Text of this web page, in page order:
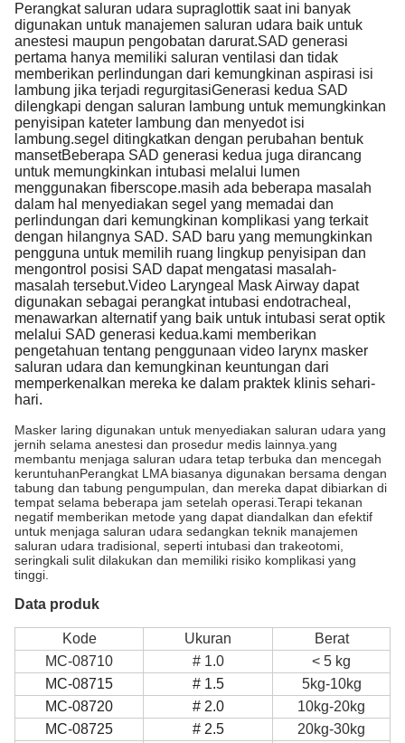
Perangkat saluran udara supraglottik saat ini banyak
digunakan untuk manajemen saluran udara baik untuk
anestesi maupun pengobatan darurat.SAD generasi
pertama hanya memiliki saluran ventilasi dan tidak
memberikan perlindungan dari kemungkinan aspirasi isi
lambung jika terjadi regurgitasiGenerasi kedua SAD
dilengkapi dengan saluran lambung untuk memungkinkan
penyisipan kateter lambung dan menyedot isi
lambung.segel ditingkatkan dengan perubahan bentuk
mansetBeberapa SAD generasi kedua juga dirancang
untuk memungkinkan intubasi melalui lumen
menggunakan fiberscope.masih ada beberapa masalah
dalam hal menyediakan segel yang memadai dan
perlindungan dari kemungkinan komplikasi yang terkait
dengan hilangnya SAD. SAD baru yang memungkinkan
pengguna untuk memilih ruang lingkup penyisipan dan
mengontrol posisi SAD dapat mengatasi masalah-
masalah tersebut.Video Laryngeal Mask Airway dapat
digunakan sebagai perangkat intubasi endotracheal,
menawarkan alternatif yang baik untuk intubasi serat optik
melalui SAD generasi kedua.kami memberikan
pengetahuan tentang penggunaan video larynx masker
saluran udara dan kemungkinan keuntungan dari
memperkenalkan mereka ke dalam praktek klinis sehari-
hari.
Masker laring digunakan untuk menyediakan saluran udara yang
jernih selama anestesi dan prosedur medis lainnya.yang
membantu menjaga saluran udara tetap terbuka dan mencegah
keruntuhanPerangkat LMA biasanya digunakan bersama dengan
tabung dan tabung pengumpulan, dan mereka dapat dibiarkan di
tempat selama beberapa jam setelah operasi.Terapi tekanan
negatif memberikan metode yang dapat diandalkan dan efektif
untuk menjaga saluran udara sedangkan teknik manajemen
saluran udara tradisional, seperti intubasi dan trakeotomi,
seringkali sulit dilakukan dan memiliki risiko komplikasi yang
tinggi.
Data produk
Kode Ukuran
Berat
MC-08710
# 1.0
< 5 kg
MC-08715
# 1.5
5kg-10kg
MC-08720
# 2.0
10kg-20kg
MC-08725
# 2.5
20kg-30kg